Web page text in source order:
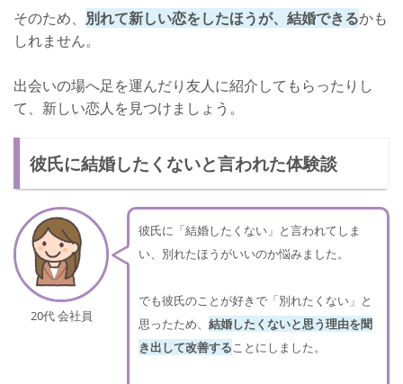
そのため、 別れて新しい恋をしたほうが、結婚できるかも
しれません。
出会いの場へ足を運んだり友人に紹介してもらったりし
て、新しい恋人を見つけましょう。
彼氏に結婚したくないと言われた体験談
20代 会社員
彼氏に「結婚したくない」と言われてしま
い、別れたほうがいいのか悩みました。
でも彼氏のことが好きで「別れたくない」と
思ったため、 結婚したくないと思う理由を聞
き出して改善することにしました。